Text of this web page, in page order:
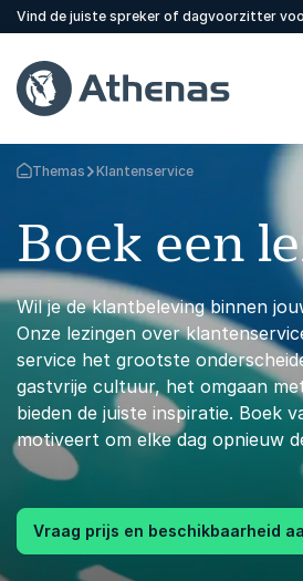
Vind de juiste spreker of dagvoorzitter
Terug naar de startpagina
Themas Klantenservice
Boek een
Wil je de klantbeleving binnen
Onze lezingen over
service het grootste
gastvrije cultuur, het omgaan
bieden de juiste inspiratie. Boek
motiveert om elke dag opnieuw
Vraag prijs en beschikbaarheid